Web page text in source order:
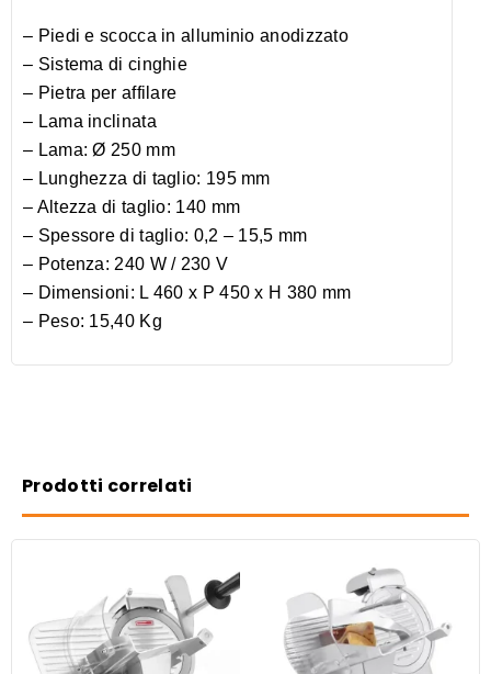
– Piedi e scocca in alluminio anodizzato
– Sistema di cinghie
– Pietra per affilare
– Lama inclinata
– Lama: Ø 250 mm
– Lunghezza di taglio: 195 mm
– Altezza di taglio: 140 mm
– Spessore di taglio: 0,2 – 15,5 mm
– Potenza: 240 W / 230 V
– Dimensioni: L 460 x P 450 x H 380 mm
– Peso: 15,40 Kg
Prodotti correlati